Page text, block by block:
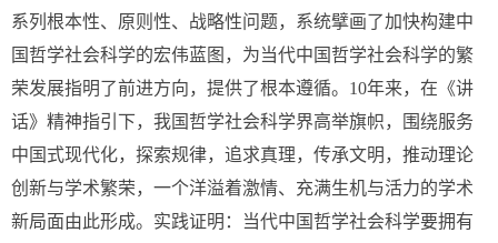
系列根本性、原则性、战略性问题，系统擘画了加快构建中
国哲学社会科学的宏伟蓝图，为当代中国哲学社会科学的繁
荣发展指明了前进方向，提供了根本遵循。10年来，在《讲
话》精神指引下，我国哲学社会科学界高举旗帜，围绕服务
中国式现代化，探索规律，追求真理，传承文明，推动理论
创新与学术繁荣，一个洋溢着激情、充满生机与活力的学术
新局面由此形成。实践证明：当代中国哲学社会科学要拥有